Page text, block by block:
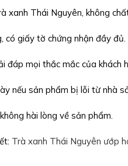
xanh Thái Nguyên, không
có giấy tờ chứng nhận đầy đủ.
đáp mọi thắc mắc của khách
nếu sản phẩm bị lỗi từ nhà
hài lòng về sản phẩm.
Trà xanh Thái Nguyên ướp